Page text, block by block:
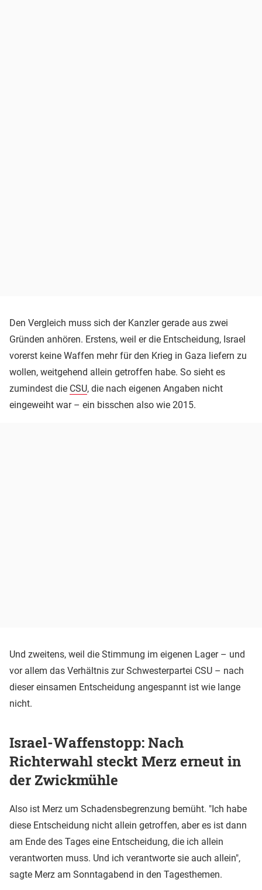
Den Vergleich muss sich der Kanzler gerade aus zwei
Gründen anhören. Erstens, weil er die Entscheidung, Israel
vorerst keine Waffen mehr für den Krieg in Gaza liefern zu
wollen, weitgehend allein getroffen habe. So sieht es
zumindest die CSU, die nach eigenen Angaben nicht
eingeweiht war – ein bisschen also wie 2015.
Und zweitens, weil die Stimmung im eigenen Lager – und
vor allem das Verhältnis zur Schwesterpartei CSU – nach
dieser einsamen Entscheidung angespannt ist wie lange
nicht.
Israel-Waffenstopp: Nach
Richterwahl steckt Merz erneut in
der Zwickmühle
Also ist Merz um Schadensbegrenzung bemüht. "Ich habe
diese Entscheidung nicht allein getroffen, aber es ist dann
am Ende des Tages eine Entscheidung, die ich allein
verantworten muss. Und ich verantworte sie auch allein",
sagte Merz am Sonntagabend in den Tagesthemen.